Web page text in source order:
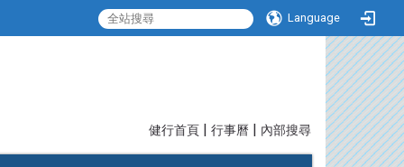
Language
健行首頁 | 行事曆 | 內部搜尋